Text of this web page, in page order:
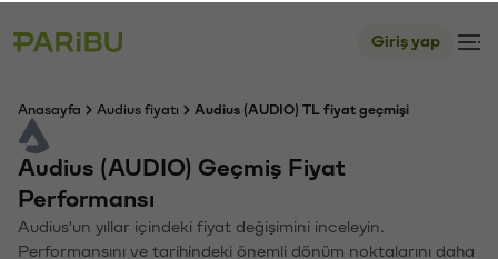
Giriş yap
Anasayfa Audius fiyatı Audius (AUDIO) TL fiyat geçmişi
Audius (AUDIO) Geçmiş Fiyat
Performansı
Audius'un yıllar içindeki fiyat değişimini inceleyin.
Performansını ve tarihindeki önemli dönüm noktalarını daha